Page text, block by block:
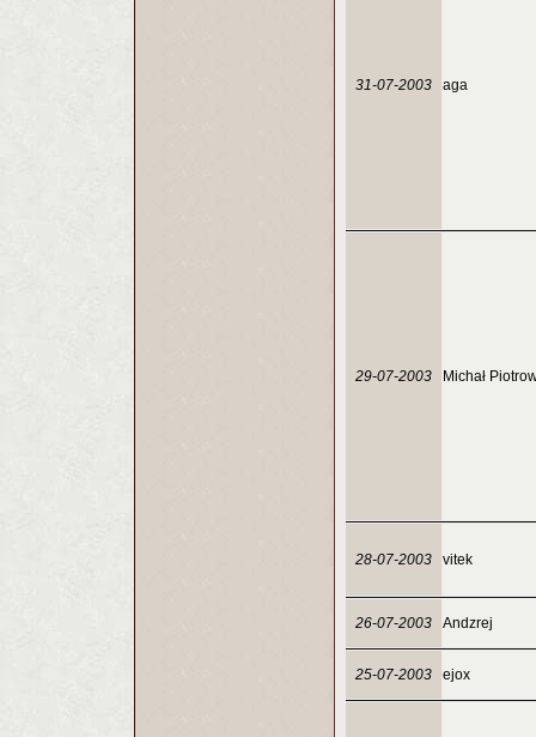
31-07-2003 aga
29-07-2003 Michał
28-07-2003 vitek
26-07-2003 Andzrej
25-07-2003 ejox